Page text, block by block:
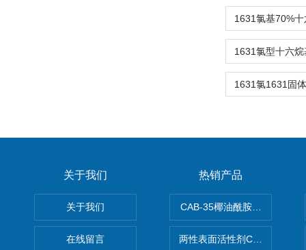
关于我们
关于我们
在线留言
热销产品
CAB-35椰油酰胺丙基甜菜碱
两性表面活性剂CAB-30椰油